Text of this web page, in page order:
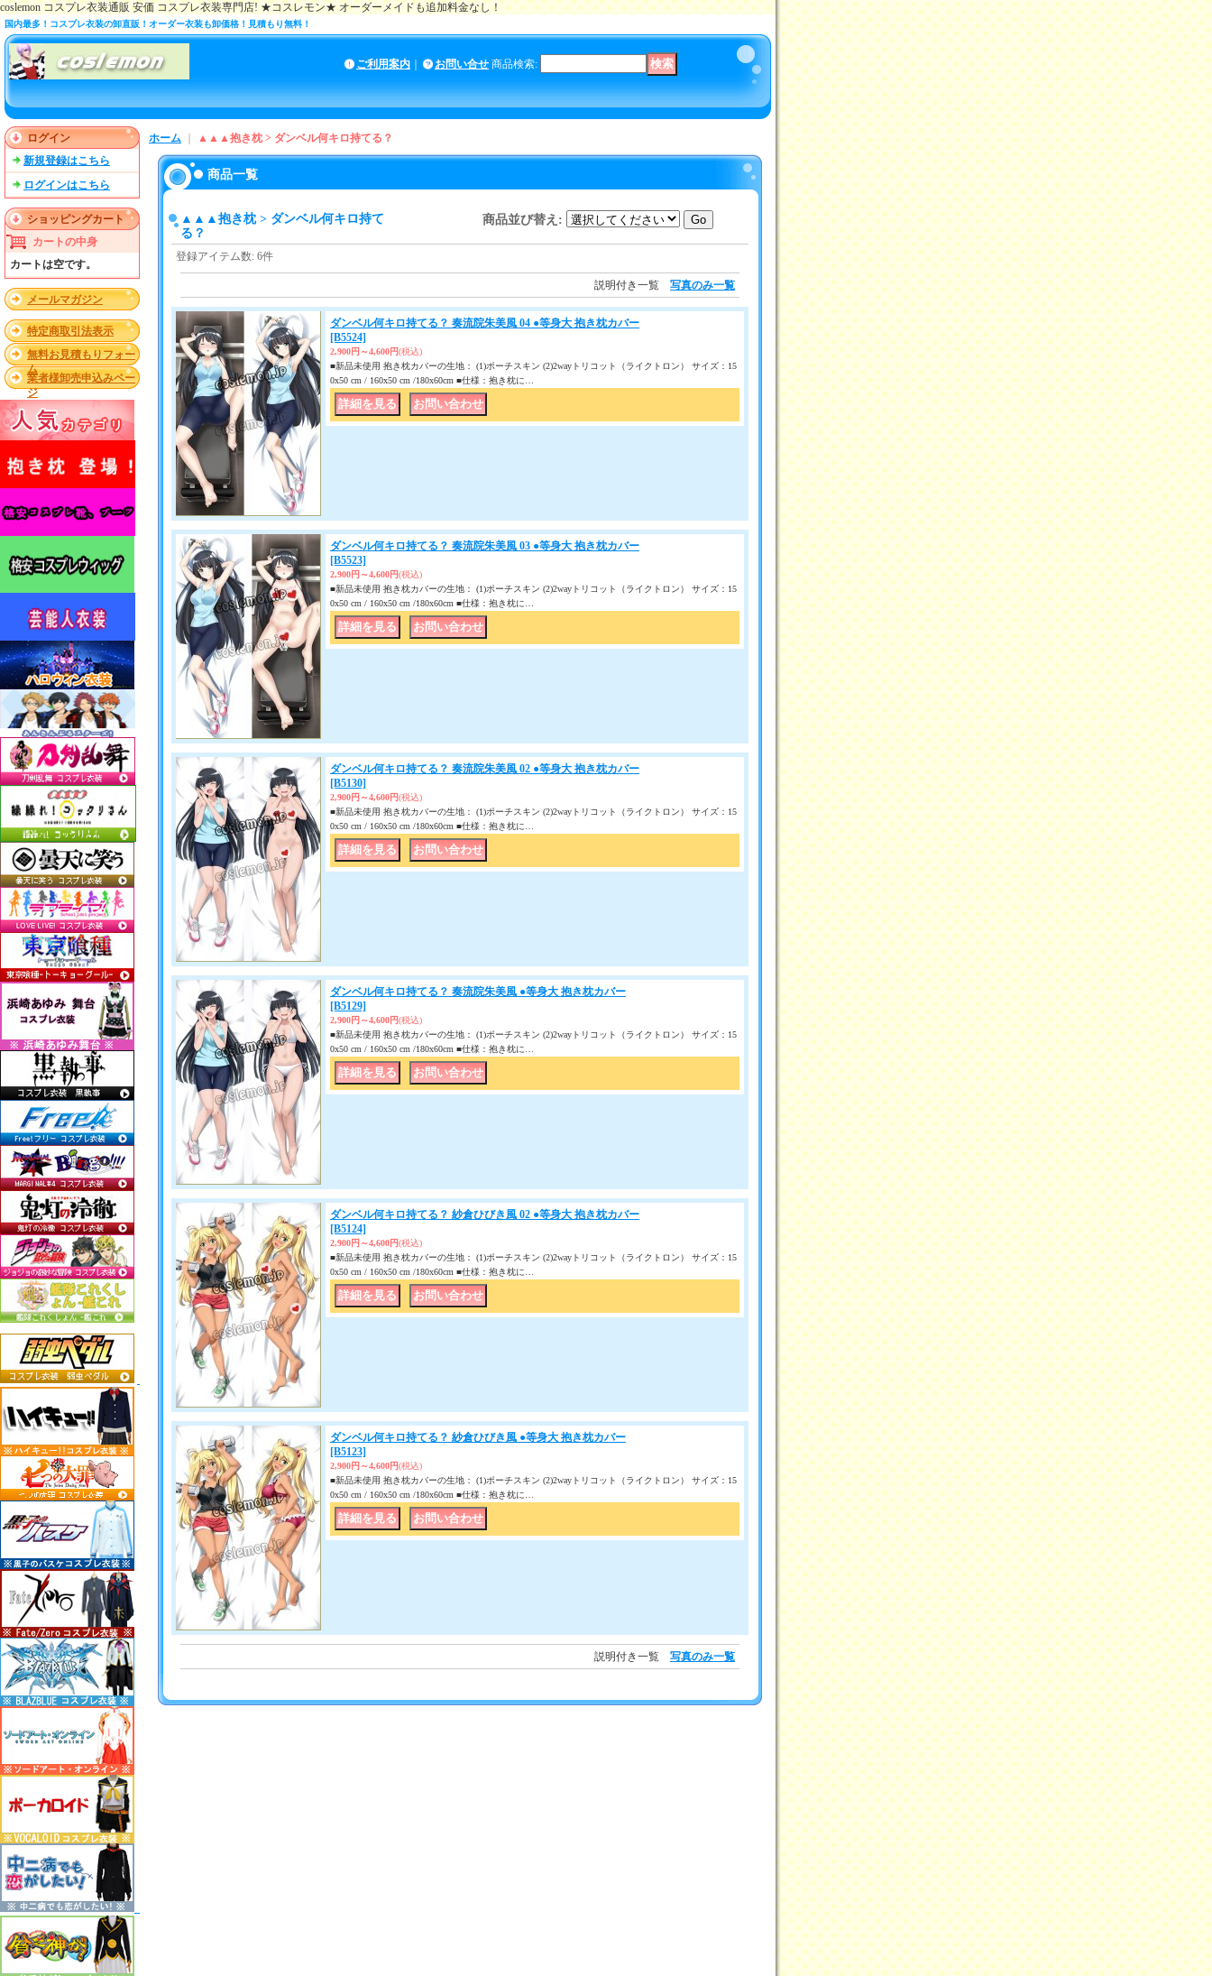
coslemon コスプレ衣装通販 安価 コスプレ衣装専門店! ★コスレモン★ オーダーメイドも追加料金なし！
国内最多！コスプレ衣装の卸直販！オーダー衣装も卸価格！見積もり無料！
ご利用案内 お問い合せ 商品検索:
ログイン
新規登録はこちら
ログインはこちら
ショッピングカート
カートの中身
カートは空です。
メールマガジン
特定商取引法表示
無料お見積もりフォー
ム
業者様卸売申込みペー
ジ
ホーム ▲▲▲抱き枕 > ダンベル何キロ持てる？
商品一覧
▲▲▲抱き枕 > ダンベル何キロ持て
る？
商品並び替え :
登録アイテム数: 6件
説明付き一覧 写真のみ一覧
ダンベル何キロ持てる？ 奏流院朱美風 04 ●等身大 抱き枕カバー
[B5524]
2,900円～4,600円(税込)
■新品未使用 抱き枕カバーの生地： (1)ポーチスキン (2)2wayトリコット（ライクトロン） サイズ：15
0x50 cm / 160x50 cm /180x60cm ■仕様：抱き枕に…
ダンベル何キロ持てる？ 奏流院朱美風 03 ●等身大 抱き枕カバー
[B5523]
2,900円～4,600円(税込)
■新品未使用 抱き枕カバーの生地： (1)ポーチスキン (2)2wayトリコット（ライクトロン） サイズ：15
0x50 cm / 160x50 cm /180x60cm ■仕様：抱き枕に…
ダンベル何キロ持てる？ 奏流院朱美風 02 ●等身大 抱き枕カバー
[B5130]
2,900円～4,600円(税込)
■新品未使用 抱き枕カバーの生地： (1)ポーチスキン (2)2wayトリコット（ライクトロン） サイズ：15
0x50 cm / 160x50 cm /180x60cm ■仕様：抱き枕に…
ダンベル何キロ持てる？ 奏流院朱美風 ●等身大 抱き枕カバー
[B5129]
2,900円～4,600円(税込)
■新品未使用 抱き枕カバーの生地： (1)ポーチスキン (2)2wayトリコット（ライクトロン） サイズ：15
0x50 cm / 160x50 cm /180x60cm ■仕様：抱き枕に…
ダンベル何キロ持てる？ 紗倉ひびき風 02 ●等身大 抱き枕カバー
[B5124]
2,900円～4,600円(税込)
■新品未使用 抱き枕カバーの生地： (1)ポーチスキン (2)2wayトリコット（ライクトロン） サイズ：15
0x50 cm / 160x50 cm /180x60cm ■仕様：抱き枕に…
ダンベル何キロ持てる？ 紗倉ひびき風 ●等身大 抱き枕カバー
[B5123]
2,900円～4,600円(税込)
■新品未使用 抱き枕カバーの生地： (1)ポーチスキン (2)2wayトリコット（ライクトロン） サイズ：15
0x50 cm / 160x50 cm /180x60cm ■仕様：抱き枕に…
説明付き一覧 写真のみ一覧